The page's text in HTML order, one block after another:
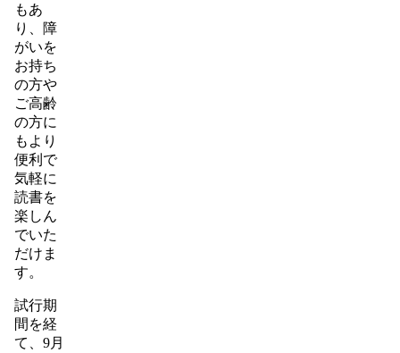
もあ
り、障
がいを
お持ち
の方や
ご高齢
の方に
もより
便利で
気軽に
読書を
楽しん
でいた
だけま
す。
試行期
間を経
て、9月